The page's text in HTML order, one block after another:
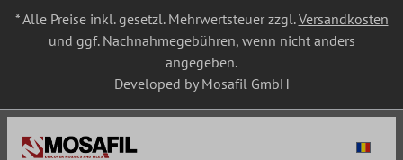
* Alle Preise inkl. gesetzl. Mehrwertsteuer zzgl.Versandkosten
und ggf. Nachnahmegebühren, wenn nicht anders
angegeben.
Developed by Mosafil GmbH